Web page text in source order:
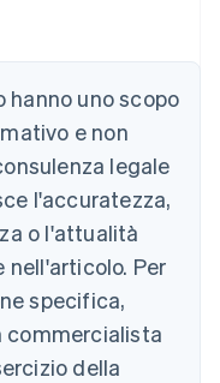
uno scopo
e non
legale
l'accuratezza,
o l'attualità
Per
specifica,
commercialista
della